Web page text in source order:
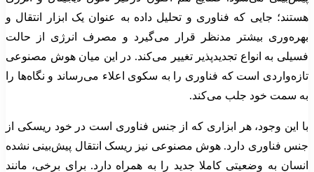
هستند؛ جایی که فناوری و تحلیل داده به عنوان یک ابزار انتقال و
بهره‌وری بیشتر مدنظر قرار می‌گیرد و مصرف انرژی از حالت
فسیلی به انواع تجدیدپذیر تغییر می‌کند. در این میان هوش مصنوعی
تازه‌واردی است که فناوری را به سکوی اعلاء می‌رساند و نگاه‌ها را
به سمت خود جلب می‌کند.
با این وجود، هر ابزاری که از جنس فناوری است در خود ریسکی از
جنس فناوری دارد. هوش مصنوعی نیز ریسک انتقال پیش‌بینی نشده
انسان به وضعیتی کاملا جدید را به همراه دارد. برای برخی، مانند